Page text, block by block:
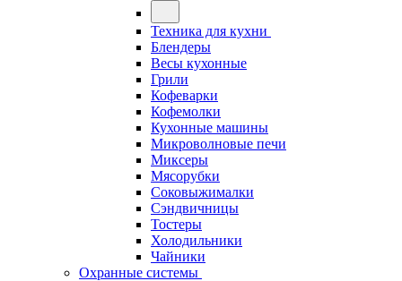
Техника для кухни
Блендеры
Весы кухонные
Грили
Кофеварки
Кофемолки
Кухонные машины
Микроволновые печи
Миксеры
Мясорубки
Соковыжималки
Сэндвичницы
Тостеры
Холодильники
Чайники
Охранные системы